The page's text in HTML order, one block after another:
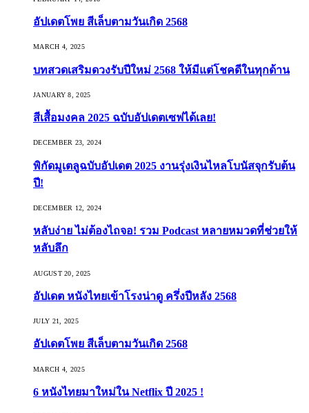
อัปเดตโพย สีเล็บตามวันเกิด 2568
MARCH 4, 2025
บทสวดเสริมดวงรับปีใหม่ 2568 ให้มีแต่โชคดีในทุกด้าน
JANUARY 8, 2025
สีเสื้อมงคล 2025 ฉบับอัปเดตเซฟได้เลย!
DECEMBER 23, 2024
พิกัดมูเตลูฉบับอัปเดต 2025 งานรุ่งเงินไหลโบนัสจุกรับต้น
ปี!
DECEMBER 12, 2024
หลับง่าย ไม่ต้องไถจอ! รวม Podcast หลายหมวดที่ช่วยให้
หลับลึก
AUGUST 20, 2025
อัปเดต หนังไทยเข้าโรงน่าดู ครึ่งปีหลัง 2568
JULY 21, 2025
อัปเดตโพย สีเล็บตามวันเกิด 2568
MARCH 4, 2025
6 หนังไทยมาใหม่ใน Netflix ปี 2025 !